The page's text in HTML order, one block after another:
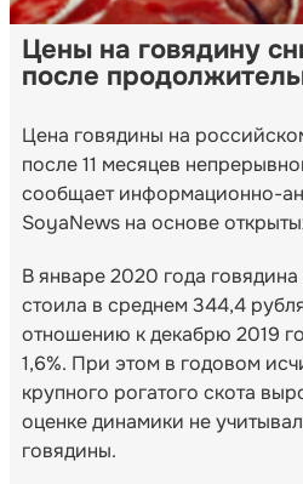
Цены на говядину
после
Цена говядины на
после 11 месяцев
сообщает информационно-
SoyaNews на основе
В январе 2020 года
стоила в среднем 344,4
отношению к декабрю 2019
1,6%. При этом в годовом
крупного рогатого скота
оценке динамики не
говядины.